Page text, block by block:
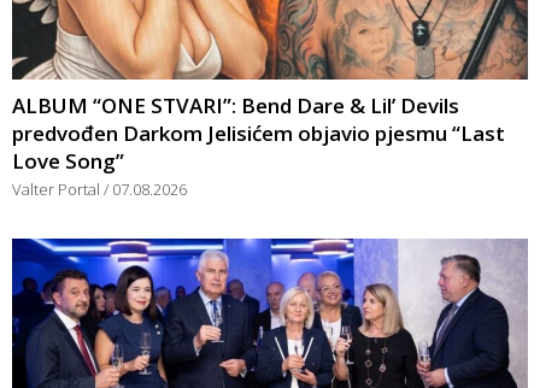
ALBUM “ONE STVARI”: Bend Dare & Lil’ Devils
predvođen Darkom Jelisićem objavio pjesmu “Last
Love Song”
Valter Portal 07.08.2026